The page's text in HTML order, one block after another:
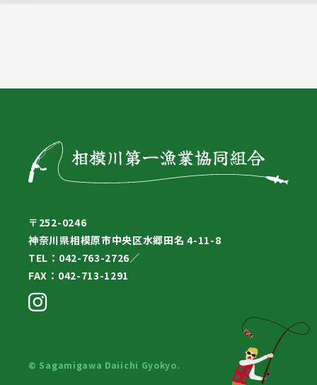
〒252-0246
神奈川県相模原市中央区水郷田名 4-11-8
TEL：042-763-2726／
FAX：042-713-1291
© Sagamigawa Daiichi Gyokyo.